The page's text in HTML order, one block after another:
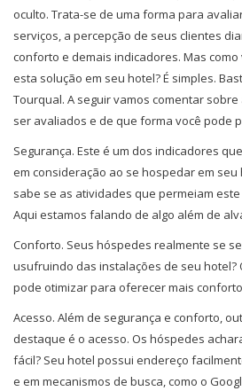
oculto. Trata-se de uma forma para
serviços, a percepção de seus clientes
conforto e demais indicadores. Mas
esta solução em seu hotel? É simples.
Tourqual. A seguir vamos comentar
ser avaliados e de que forma você pode
Segurança. Este é um dos indicadores
em consideração ao se hospedar em seu
sabe se as atividades que permeiam
Aqui estamos falando de algo além de
Conforto. Seus hóspedes realmente se
usufruindo das instalações de seu hotel?
pode otimizar para oferecer mais
Acesso. Além de segurança e conforto,
destaque é o acesso. Os hóspedes
fácil? Seu hotel possui endereço
e em mecanismos de busca, como o